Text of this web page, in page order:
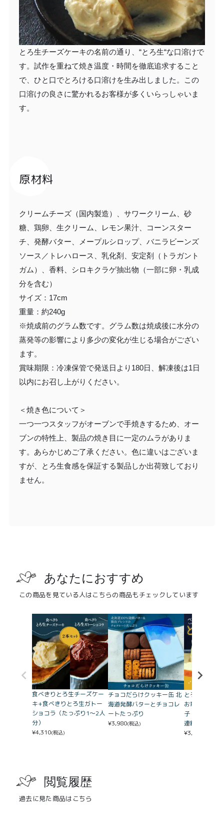
とろ生チーズケーキの名前の通り、“とろ生“な口溶けで
す。試作を重ねて焼き温度・時間を徹底追求すること
で、ひと口でとろける口溶けを生み出しました。この
口溶けの良さに驚かれるお客様が多くいらっしゃいま
す。
原材料
クリームチーズ（国内製造）、サワークリーム、砂
糖、鶏卵、生クリーム、レモン果汁、コーンスター
チ、発酵バター、メープルシロップ、バニラビーンズ
ソース／トレハロース、乳化剤、安定剤（トラガント
ガム）、香料、シロキクラゲ抽出物（一部に卵・乳成
分を含む）
サイズ：17cm
重量：約240g
※焼成前のグラム数です。グラム数は焼成後に水分の
蒸発等の影響により多少の変化が生じる場合がござい
ます。
賞味期限：冷凍保管で発送日より180日、解凍後は1日
以内にお召し上がりください。
＜焼き色について＞
一つ一つスタッフがオーブンで手焼きするため、オー
ブンの特性上、製品の焼き目に一定のムラがありま
す。あらかじめご了承ください。色に違いはございま
すが、とろ生食感を保証する製品しか出荷致しており
ません。
あなたにおすすめ
この商品を見ている人はこちらの商品もチェックしています
食べきりとろ生チーズケー
キ+食べきりとろ生ガトー
ショコラ（たっぷり1〜2人
分）
¥4,310(税込)
チョコだらけクッキー缶 北
海道発酵バターとチョコレ
ートたっぷり
¥3,980(税込)
とろ生チーズ
お取り寄せ大
子・スイーツ
連続受賞殿堂
¥3,780
閲覧履歴
過去に見た商品はこちら